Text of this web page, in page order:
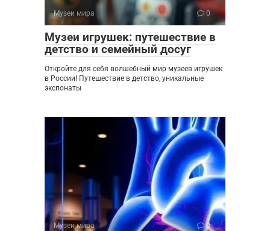
Музеи мира 0
Музеи игрушек: путешествие в
детство и семейный досуг
Откройте для себя волшебный мир музеев игрушек
в России! Путешествие в детство, уникальные
экспонаты
Музеи мира 0